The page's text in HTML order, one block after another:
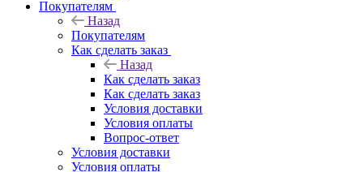
Покупателям
Назад
Покупателям
Как сделать заказ
Назад
Как сделать заказ
Как сделать заказ
Условия доставки
Условия оплаты
Вопрос-ответ
Условия доставки
Условия оплаты